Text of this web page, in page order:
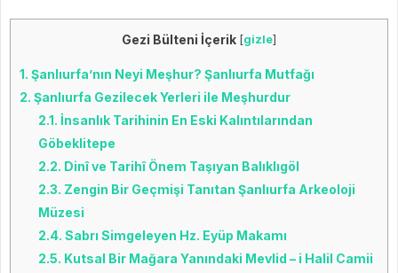
Gezi Bülteni İçerik [gizle]
1. Şanlıurfa’nın Neyi Meşhur? Şanlıurfa Mutfağı
2. Şanlıurfa Gezilecek Yerleri ile Meşhurdur
2.1. İnsanlık Tarihinin En Eski Kalıntılarından
Göbeklitepe
2.2. Dinî ve Tarihî Önem Taşıyan Balıklıgöl
2.3. Zengin Bir Geçmişi Tanıtan Şanlıurfa Arkeoloji
Müzesi
2.4. Sabrı Simgeleyen Hz. Eyüp Makamı
2.5. Kutsal Bir Mağara Yanındaki Mevlid – i Halil Camii